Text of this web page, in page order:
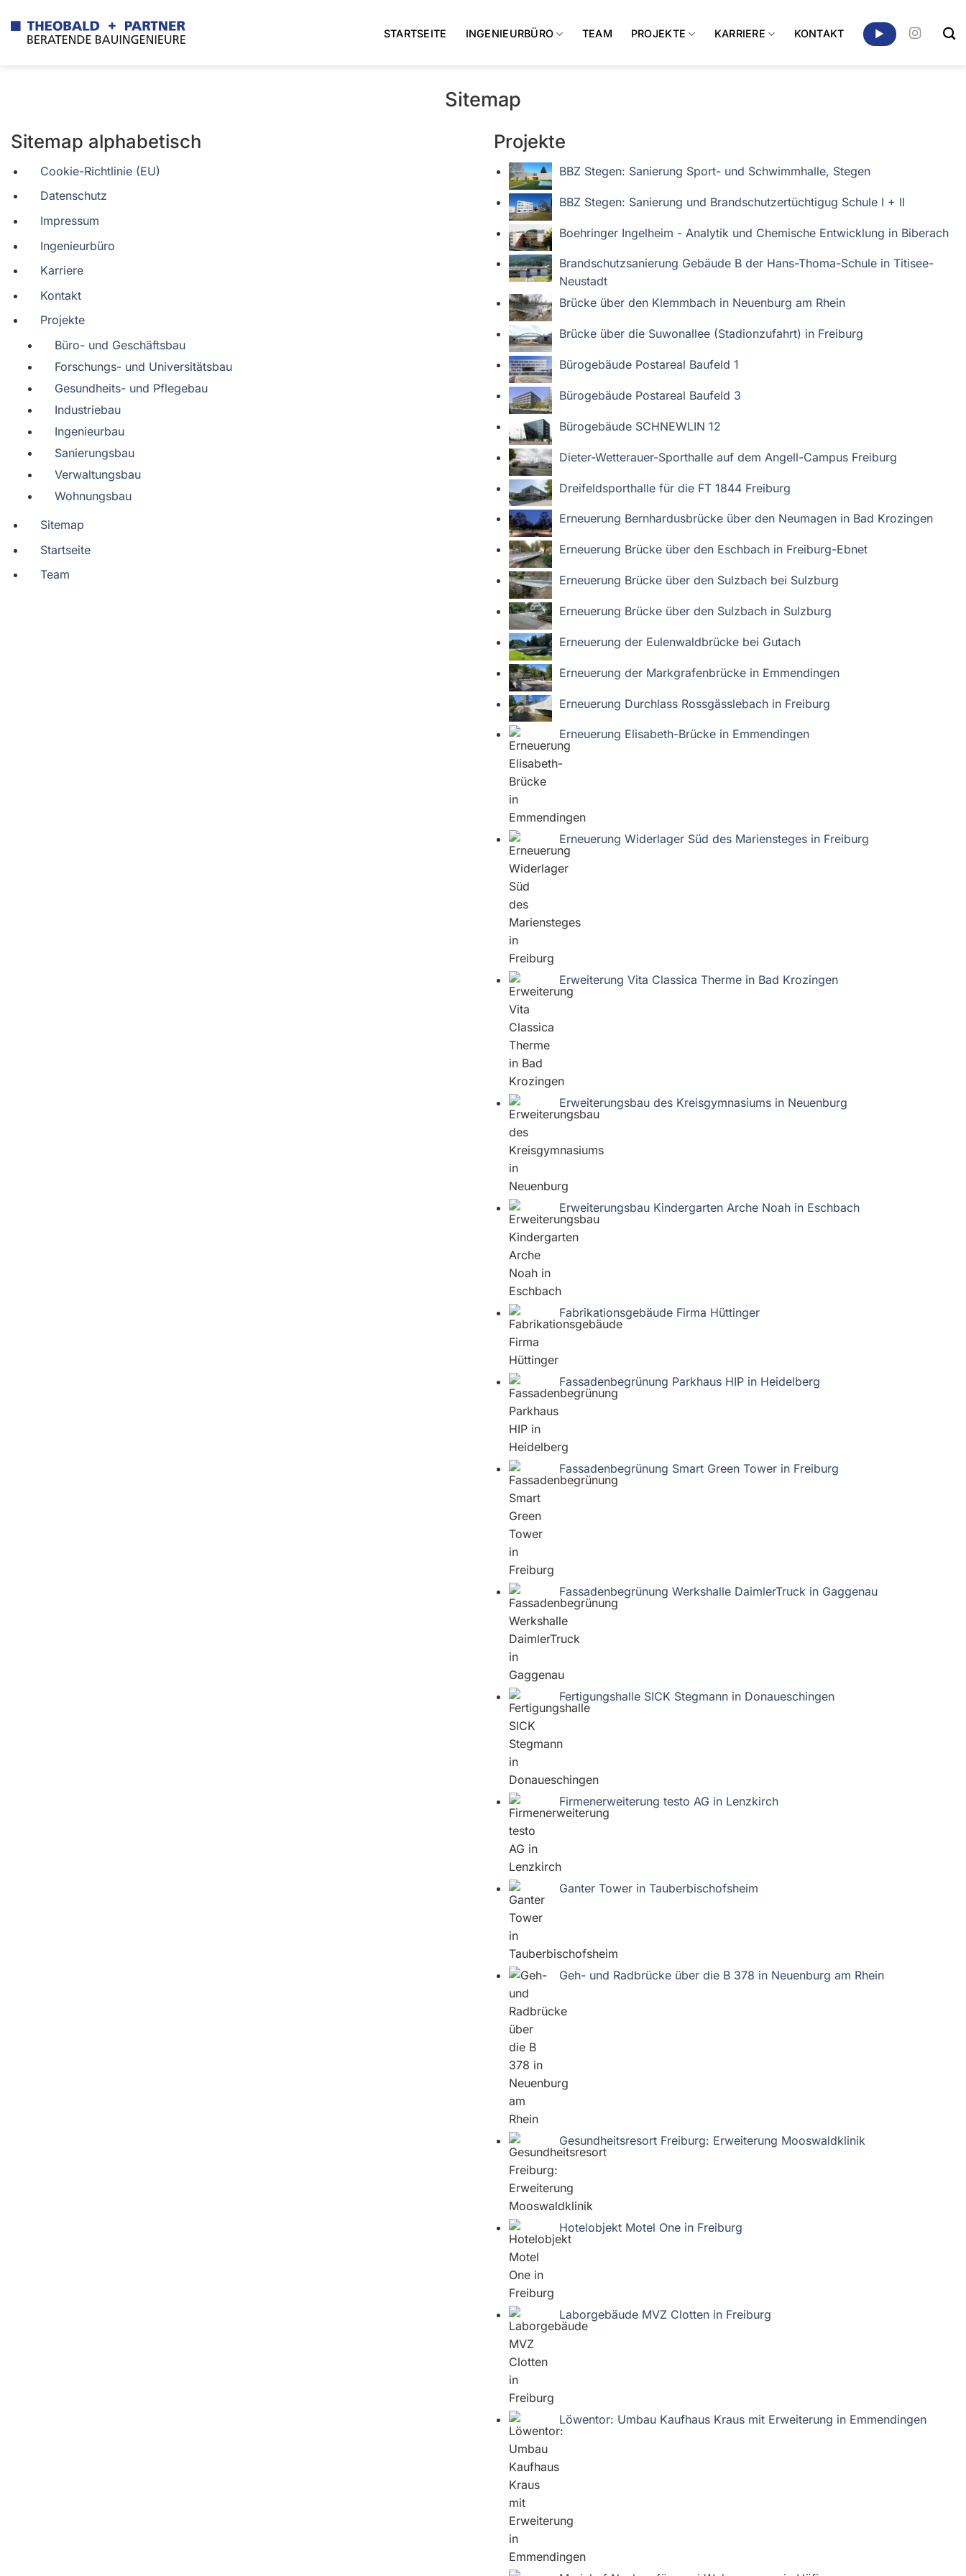
Inhalt
springen
STARTSEITE INGENIEURBÜRO TEAM PROJEKTE KARRIERE KONTAKT ▶
Sitemap
Sitemap alphabetisch
Cookie-Richtlinie (EU)
Datenschutz
Impressum
Ingenieurbüro
Karriere
Kontakt
Projekte
Büro- und Geschäftsbau
Forschungs- und Universitätsbau
Gesundheits- und Pflegebau
Industriebau
Ingenieurbau
Sanierungsbau
Verwaltungsbau
Wohnungsbau
Sitemap
Startseite
Team
Projekte
BBZ Stegen: Sanierung Sport- und Schwimmhalle, Stegen
BBZ Stegen: Sanierung und Brandschutzertüchtigug Schule I + II
Boehringer Ingelheim - Analytik und Chemische Entwicklung in Biberach
Brandschutzsanierung Gebäude B der Hans-Thoma-Schule in Titisee-
Neustadt
Brücke über den Klemmbach in Neuenburg am Rhein
Brücke über die Suwonallee (Stadionzufahrt) in Freiburg
Bürogebäude Postareal Baufeld 1
Bürogebäude Postareal Baufeld 3
Bürogebäude SCHNEWLIN 12
Dieter-Wetterauer-Sporthalle auf dem Angell-Campus Freiburg
Dreifeldsporthalle für die FT 1844 Freiburg
Erneuerung Bernhardusbrücke über den Neumagen in Bad Krozingen
Erneuerung Brücke über den Eschbach in Freiburg-Ebnet
Erneuerung Brücke über den Sulzbach bei Sulzburg
Erneuerung Brücke über den Sulzbach in Sulzburg
Erneuerung der Eulenwaldbrücke bei Gutach
Erneuerung der Markgrafenbrücke in Emmendingen
Erneuerung Durchlass Rossgässlebach in Freiburg
Erneuerung Elisabeth-Brücke in Emmendingen
Erneuerung Widerlager Süd des Mariensteges in Freiburg
Erweiterung Vita Classica Therme in Bad Krozingen
Erweiterungsbau des Kreisgymnasiums in Neuenburg
Erweiterungsbau Kindergarten Arche Noah in Eschbach
Fabrikationsgebäude Firma Hüttinger
Fassadenbegrünung Parkhaus HIP in Heidelberg
Fassadenbegrünung Smart Green Tower in Freiburg
Fassadenbegrünung Werkshalle DaimlerTruck in Gaggenau
Fertigungshalle SICK Stegmann in Donaueschingen
Firmenerweiterung testo AG in Lenzkirch
Ganter Tower in Tauberbischofsheim
Geh- und Radbrücke über die B 378 in Neuenburg am Rhein
Gesundheitsresort Freiburg: Erweiterung Mooswaldklinik
Hotelobjekt Motel One in Freiburg
Laborgebäude MVZ Clotten in Freiburg
Löwentor: Umbau Kaufhaus Kraus mit Erweiterung in Emmendingen